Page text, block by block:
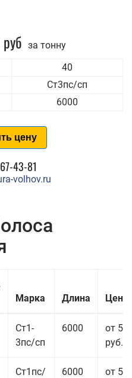
за тонну
40
Ст3пс/сп
6000
цену
43-81
volhov.ru
Марка Длина Цена
Ст1-
3пс/сп
6000
от 53
руб.
Ст1пс/
6000
от 53